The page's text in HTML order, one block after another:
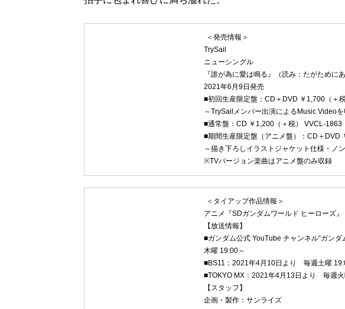
＜発売情報＞
TrySail
ニューシングル
『誰が為に愛は鳴る』（読み：たがために
2021年6月9日発売
■初回生産限定盤：CD＋DVD ￥1,700（＋
～TrySailメンバー出演によるMusic Video
■通常盤：CD ￥1,200（＋税） VVCL-1863
■期間生産限定盤（アニメ盤）：CD＋DVD
～描き下ろしイラストジャケット仕様・ノ
※TVバージョン楽曲はアニメ盤のみ収録
＜タイアップ作品情報＞
アニメ『SDガンダムワールド ヒーローズ』
【放送情報】
■ガンダム公式 YouTube チャンネル“ガン
木曜 19:00～
■BS11：2021年4月10日より 毎週土曜
■TOKYO MX：2021年4月13日より 毎週
【スタッフ】
企画・製作：サンライズ